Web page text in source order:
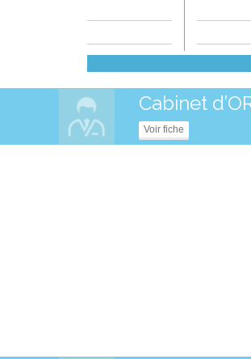
Cabinet
Voir fiche